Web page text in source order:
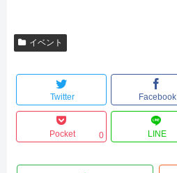
イベント
Twitter Facebook
Pocket 0 LINE